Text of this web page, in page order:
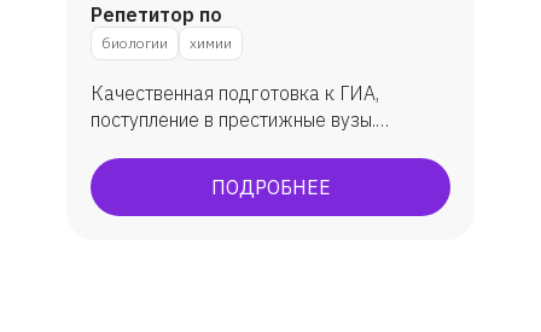
Репетитор по
биологии химии
Качественная подготовка к ГИА,
поступление в престижные вузы.
балл 86 бб. ОГЭ всегда успешно, всегда
максимально сдают.ПОДРОБНЕЕ